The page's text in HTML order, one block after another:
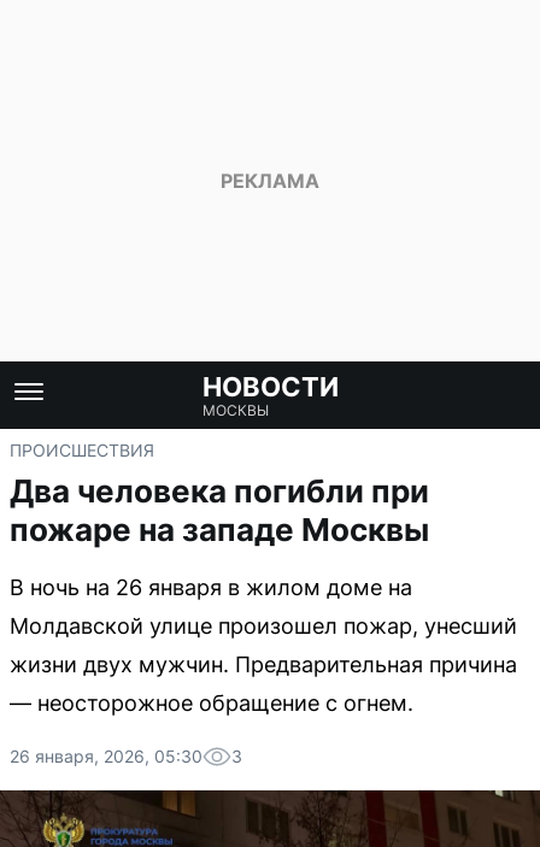
НОВОСТИ
МОСКВЫ
ПРОИСШЕСТВИЯ
Два человека погибли при
пожаре на западе Москвы
В ночь на 26 января в жилом доме на
Молдавской улице произошел пожар, унесший
жизни двух мужчин. Предварительная причина
— неосторожное обращение с огнем.
26 января, 2026, 05:30 3